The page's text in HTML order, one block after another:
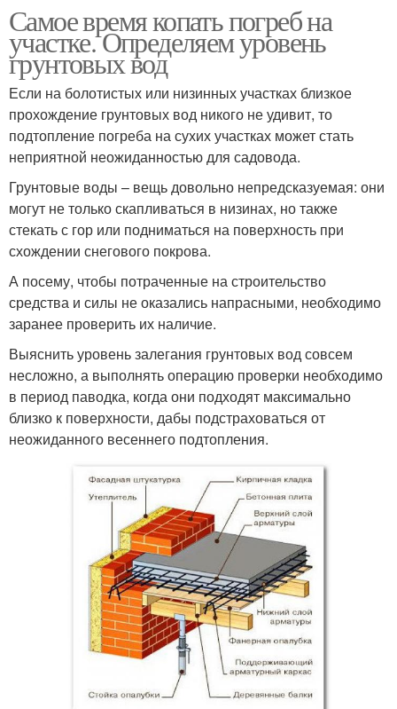
Самое время копать погреб на
участке. Определяем уровень
грунтовых вод
Если на болотистых или низинных участках близкое
прохождение грунтовых вод никого не удивит, то
подтопление погреба на сухих участках может стать
неприятной неожиданностью для садовода.
Грунтовые воды – вещь довольно непредсказуемая: они
могут не только скапливаться в низинах, но также
стекать с гор или подниматься на поверхность при
схождении снегового покрова.
А посему, чтобы потраченные на строительство
средства и силы не оказались напрасными, необходимо
заранее проверить их наличие.
Выяснить уровень залегания грунтовых вод совсем
несложно, а выполнять операцию проверки необходимо
в период паводка, когда они подходят максимально
близко к поверхности, дабы подстраховаться от
неожиданного весеннего подтопления.